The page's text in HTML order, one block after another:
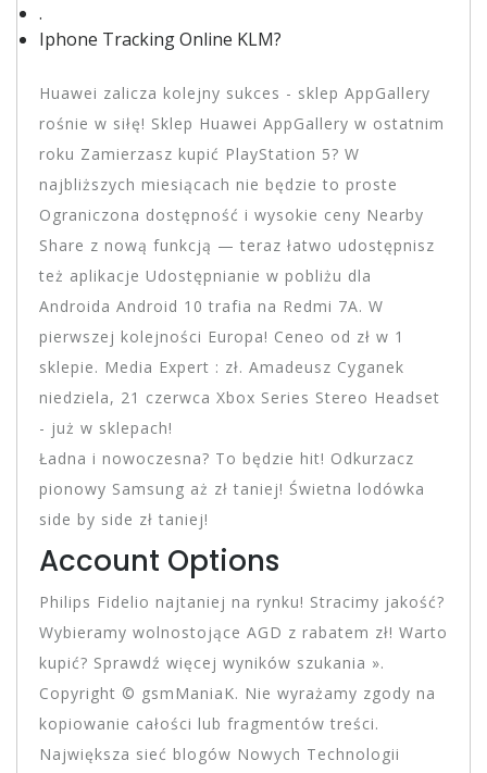
.
Iphone Tracking Online KLM?
Huawei zalicza kolejny sukces - sklep AppGallery
rośnie w siłę! Sklep Huawei AppGallery w ostatnim
roku Zamierzasz kupić PlayStation 5? W
najbliższych miesiącach nie będzie to proste
Ograniczona dostępność i wysokie ceny Nearby
Share z nową funkcją — teraz łatwo udostępnisz
też aplikacje Udostępnianie w pobliżu dla
Androida Android 10 trafia na Redmi 7A. W
pierwszej kolejności Europa! Ceneo od zł w 1
sklepie. Media Expert : zł. Amadeusz Cyganek
niedziela, 21 czerwca Xbox Series Stereo Headset
- już w sklepach!
Ładna i nowoczesna? To będzie hit! Odkurzacz
pionowy Samsung aż zł taniej! Świetna lodówka
side by side zł taniej!
Account Options
Philips Fidelio najtaniej na rynku! Stracimy jakość?
Wybieramy wolnostojące AGD z rabatem zł! Warto
kupić? Sprawdź więcej wyników szukania ».
Copyright © gsmManiaK. Nie wyrażamy zgody na
kopiowanie całości lub fragmentów treści.
Największa sieć blogów Nowych Technologii